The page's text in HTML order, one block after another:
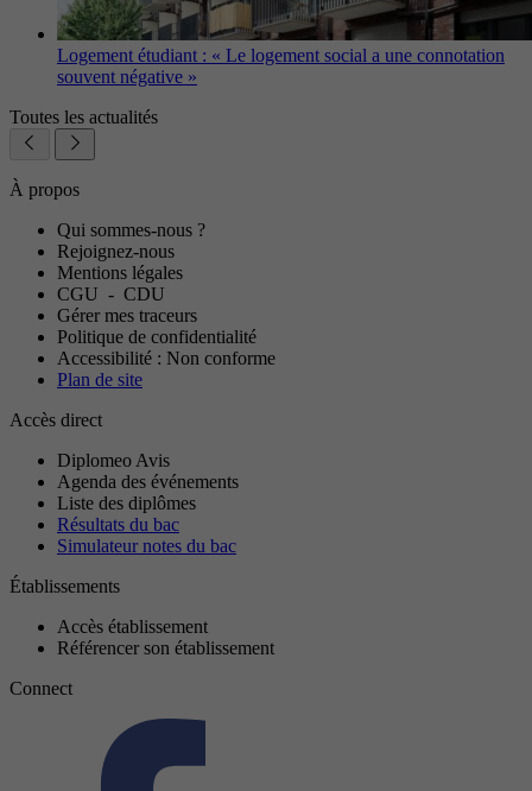
Logement étudiant : « Le logement social a une connotation
souvent négative »
Toutes les actualités
À propos
Qui sommes-nous ?
Rejoignez-nous
Mentions légales
CGU - CDU
Gérer mes traceurs
Politique de confidentialité
Accessibilité : Non conforme
Plan de site
Accès direct
Diplomeo Avis
Agenda des événements
Liste des diplômes
Résultats du bac
Simulateur notes du bac
Établissements
Accès établissement
Référencer son établissement
Connect